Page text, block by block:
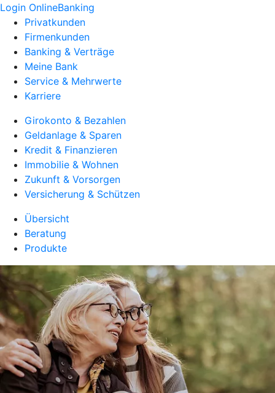
Login OnlineBanking
Privatkunden
Firmenkunden
Banking & Verträge
Meine Bank
Service & Mehrwerte
Karriere
Girokonto & Bezahlen
Geldanlage & Sparen
Kredit & Finanzieren
Immobilie & Wohnen
Zukunft & Vorsorgen
Versicherung & Schützen
Übersicht
Beratung
Produkte